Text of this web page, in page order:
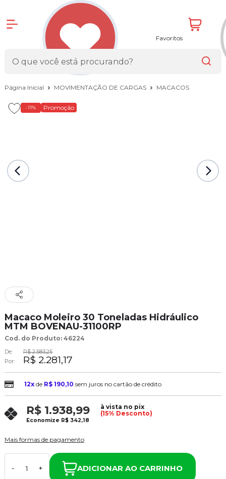
Favoritos
Página Inicial MOVIMENTAÇÃO DE CARGAS MACACOS
-11% Promoção
Macaco Moleiro 30 Toneladas Hidráulico
MTM BOVENAU-31100RP
Cod. do Produto: 46224
De:
R$ 2.583,25
Por:
R$ 2.281,17
12xde R$ 190,10 sem juros no cartão de crédito
R$ 1.938,99
à vista no pix
(15% Desconto)
Economize R$ 342,18
Mais formas de pagamento
- + ADICIONAR AO CARRINHO